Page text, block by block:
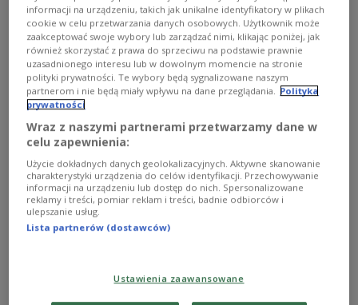
Profesor Włodzimierz Marciniak, były ambasador Rzeczypospolitej
Polskiej w Federacji Rosyjskiej, o aktualnej sytuacji społecznej w Rosji.
Na początku lutego władze obwodu
informacji na urządzeniu, takich jak unikalne identyfikatory w plikach
cookie w celu przetwarzania danych osobowych. Użytkownik może
zaakceptować swoje wybory lub zarządzać nimi, klikając poniżej, jak
również skorzystać z prawa do sprzeciwu na podstawie prawnie
uzasadnionego interesu lub w dowolnym momencie na stronie
polityki prywatności. Te wybory będą sygnalizowane naszym
partnerom i nie będą miały wpływu na dane przeglądania. Polityka
prywatności
Wraz z naszymi partnerami przetwarzamy dane w
celu zapewnienia:
Użycie dokładnych danych geolokalizacyjnych. Aktywne skanowanie
charakterystyki urządzenia do celów identyfikacji. Przechowywanie
informacji na urządzeniu lub dostęp do nich. Spersonalizowane
reklamy i treści, pomiar reklam i treści, badnie odbiorców i
ulepszanie usług.
Lista partnerów (dostawców)
Ustawienia zaawansowane